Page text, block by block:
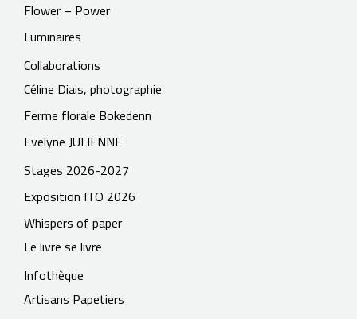
Flower – Power
Luminaires
Collaborations
Céline Diais, photographie
Ferme florale Bokedenn
Evelyne JULIENNE
Stages 2026-2027
Exposition ITO 2026
Whispers of paper
Le livre se livre
Infothèque
Artisans Papetiers